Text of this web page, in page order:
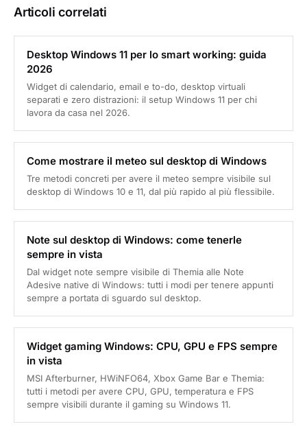
Articoli correlati
Desktop Windows 11 per lo smart working: guida
2026
Widget di calendario, email e to-do, desktop virtuali
separati e zero distrazioni: il setup Windows 11 per chi
lavora da casa nel 2026.
Come mostrare il meteo sul desktop di Windows
Tre metodi concreti per avere il meteo sempre visibile sul
desktop di Windows 10 e 11, dal più rapido al più flessibile.
Note sul desktop di Windows: come tenerle
sempre in vista
Dal widget note sempre visibile di Themia alle Note
Adesive native di Windows: tutti i modi per tenere appunti
sempre a portata di sguardo sul desktop.
Widget gaming Windows: CPU, GPU e FPS sempre
in vista
MSI Afterburner, HWiNFO64, Xbox Game Bar e Themia:
tutti i metodi per avere CPU, GPU, temperatura e FPS
sempre visibili durante il gaming su Windows 11.